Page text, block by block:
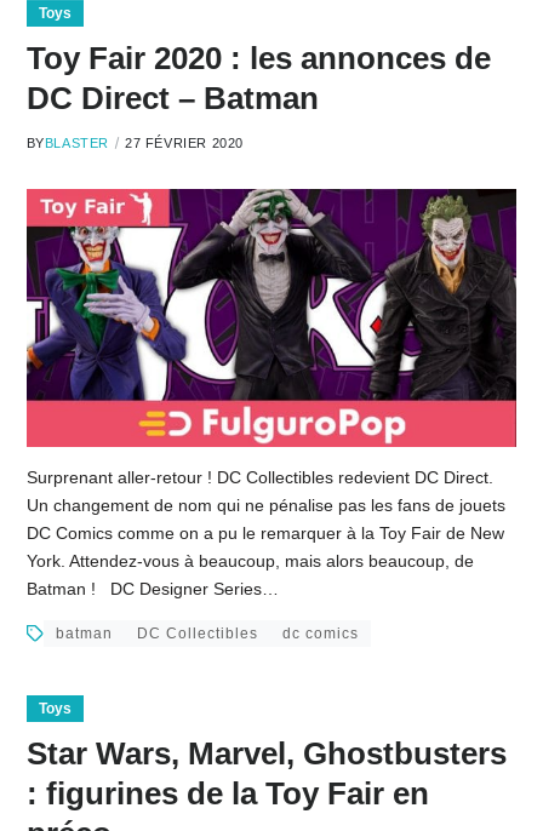
Toys
Toy Fair 2020 : les annonces de
DC Direct – Batman
BYBLASTER 27 FÉVRIER 2020
Surprenant aller-retour ! DC Collectibles redevient DC Direct.
Un changement de nom qui ne pénalise pas les fans de jouets
DC Comics comme on a pu le remarquer à la Toy Fair de New
York. Attendez-vous à beaucoup, mais alors beaucoup, de
Batman ! DC Designer Series…
batman DC Collectibles dc comics
Toys
Star Wars, Marvel, Ghostbusters
: figurines de la Toy Fair en